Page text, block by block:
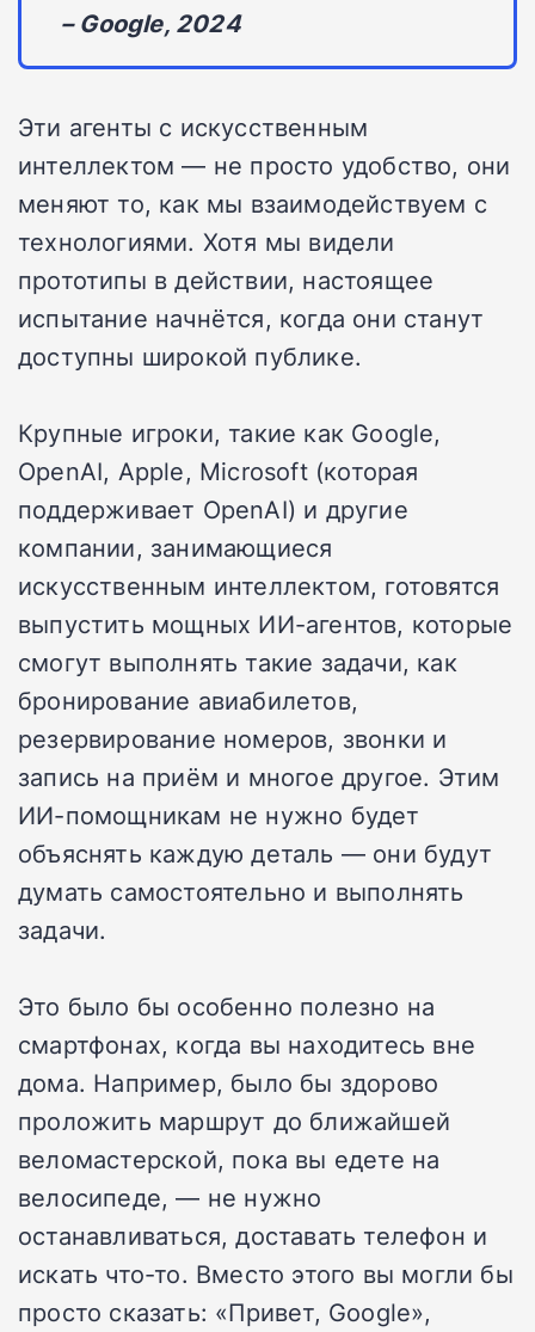
– Google, 2024
Эти агенты с искусственным
интеллектом — не просто удобство, они
меняют то, как мы взаимодействуем с
технологиями. Хотя мы видели
прототипы в действии, настоящее
испытание начнётся, когда они станут
доступны широкой публике.
Крупные игроки, такие как Google,
OpenAI, Apple, Microsoft (которая
поддерживает OpenAI) и другие
компании, занимающиеся
искусственным интеллектом, готовятся
выпустить мощных ИИ-агентов, которые
смогут выполнять такие задачи, как
бронирование авиабилетов,
резервирование номеров, звонки и
запись на приём и многое другое. Этим
ИИ-помощникам не нужно будет
объяснять каждую деталь — они будут
думать самостоятельно и выполнять
задачи.
Это было бы особенно полезно на
смартфонах, когда вы находитесь вне
дома. Например, было бы здорово
проложить маршрут до ближайшей
веломастерской, пока вы едете на
велосипеде, — не нужно
останавливаться, доставать телефон и
искать что-то. Вместо этого вы могли бы
просто сказать: «Привет, Google»,